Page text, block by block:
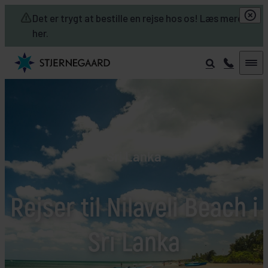
Det er trygt at bestille en rejse hos os! Læs mere
her.
Skip to main content
Rejser til Nilaveli Beach i
Sri Lanka
Sri Lanka